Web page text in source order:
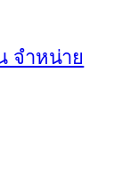
จำหน่าย